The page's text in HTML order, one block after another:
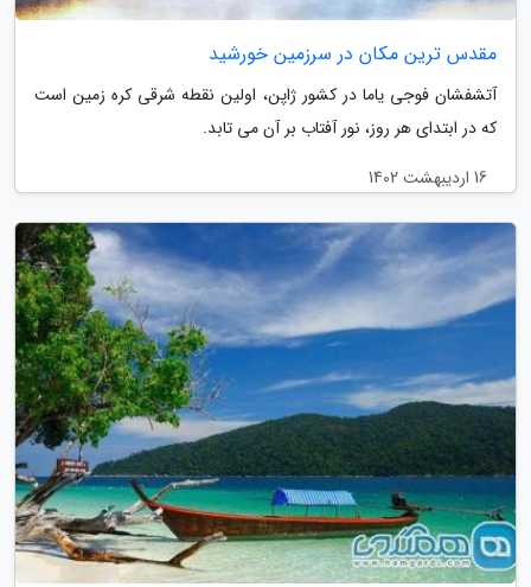
مقدس ترین مکان در سرزمین خورشید
آتشفشان فوجی یاما در کشور ژاپن، اولین نقطه شرقی کره زمین است
که در ابتدای هر روز، نور آفتاب بر آن می تابد.
16 اردیبهشت 1402